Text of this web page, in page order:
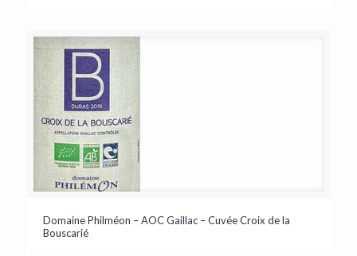
Domaine Philméon – AOC Gaillac – Cuvée Croix de la
Bouscarié